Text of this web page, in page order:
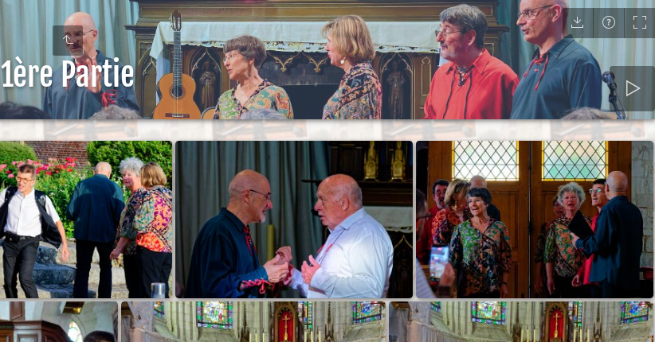
1ère Partie